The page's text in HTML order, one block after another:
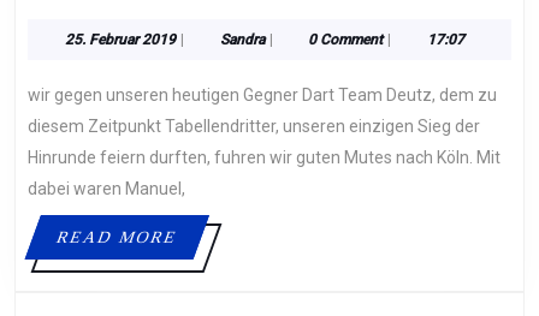
BEI
TEAM
DEUTZ
25. Februar 201925.
| SandraSandra
| 0 Comment | 17:07
wir gegen unseren heutigen Gegner Dart Team Deutz, dem zu
diesem Zeitpunkt Tabellendritter, unseren einzigen Sieg der
Hinrunde feiern durften, fuhren wir guten Mutes nach Köln. Mit
dabei waren Manuel,
READ MOREREAD
MORE